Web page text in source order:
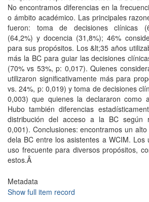
No encontramos diferencias en la
o ámbito académico. Las principales
fueron: toma de decisiones clínicas
(64,2%) y docencia (31,8%); 46%
para sus propósitos. Los &lt;35 años
más la BC para guiar las decisiones
(70% vs 53%, p: 0,017). Quienes
utilizaron significativamente más para
vs. 24%, p: 0,019) y toma de decisiones
0,003) que quienes la declararon como
Hubo también diferencias
distribución del acceso a la BC según
0,001). Conclusiones: encontramos un
dela BC entre los asistentes a WCIM. Los
uso frecuente para diversos propósitos,
estos.Â
Metadata
Show full item record